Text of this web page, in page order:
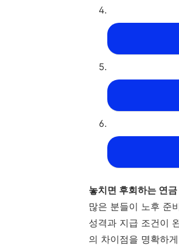
놓치면 후회하는 연
많은 분들이 노후 준
성격과 지급 조건이
의 차이점을 명확하